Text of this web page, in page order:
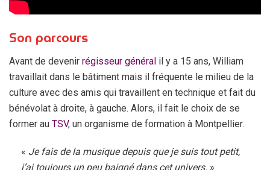
Son parcours
Avant de devenir régisseur général il y a 15 ans, William
travaillait dans le bâtiment mais il fréquente le milieu de la
culture avec des amis qui travaillent en technique et fait du
bénévolat à droite, à gauche. Alors, il fait le choix de se
former au TSV, un organisme de formation à Montpellier.
« Je fais de la musique depuis que je suis tout petit,
j’ai toujours un peu baigné dans cet univers. »